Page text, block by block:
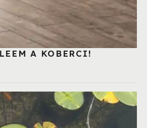
A KOBERCI!